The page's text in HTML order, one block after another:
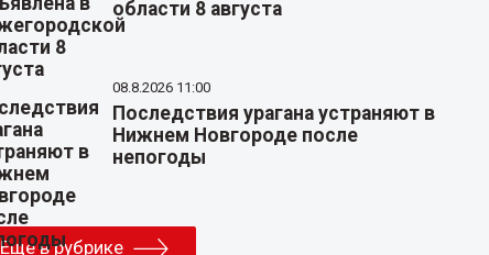
области 8 августа
08.8.2026 11:00
Последствия урагана устраняют в
Нижнем Новгороде после
непогоды
Еще в рубрике